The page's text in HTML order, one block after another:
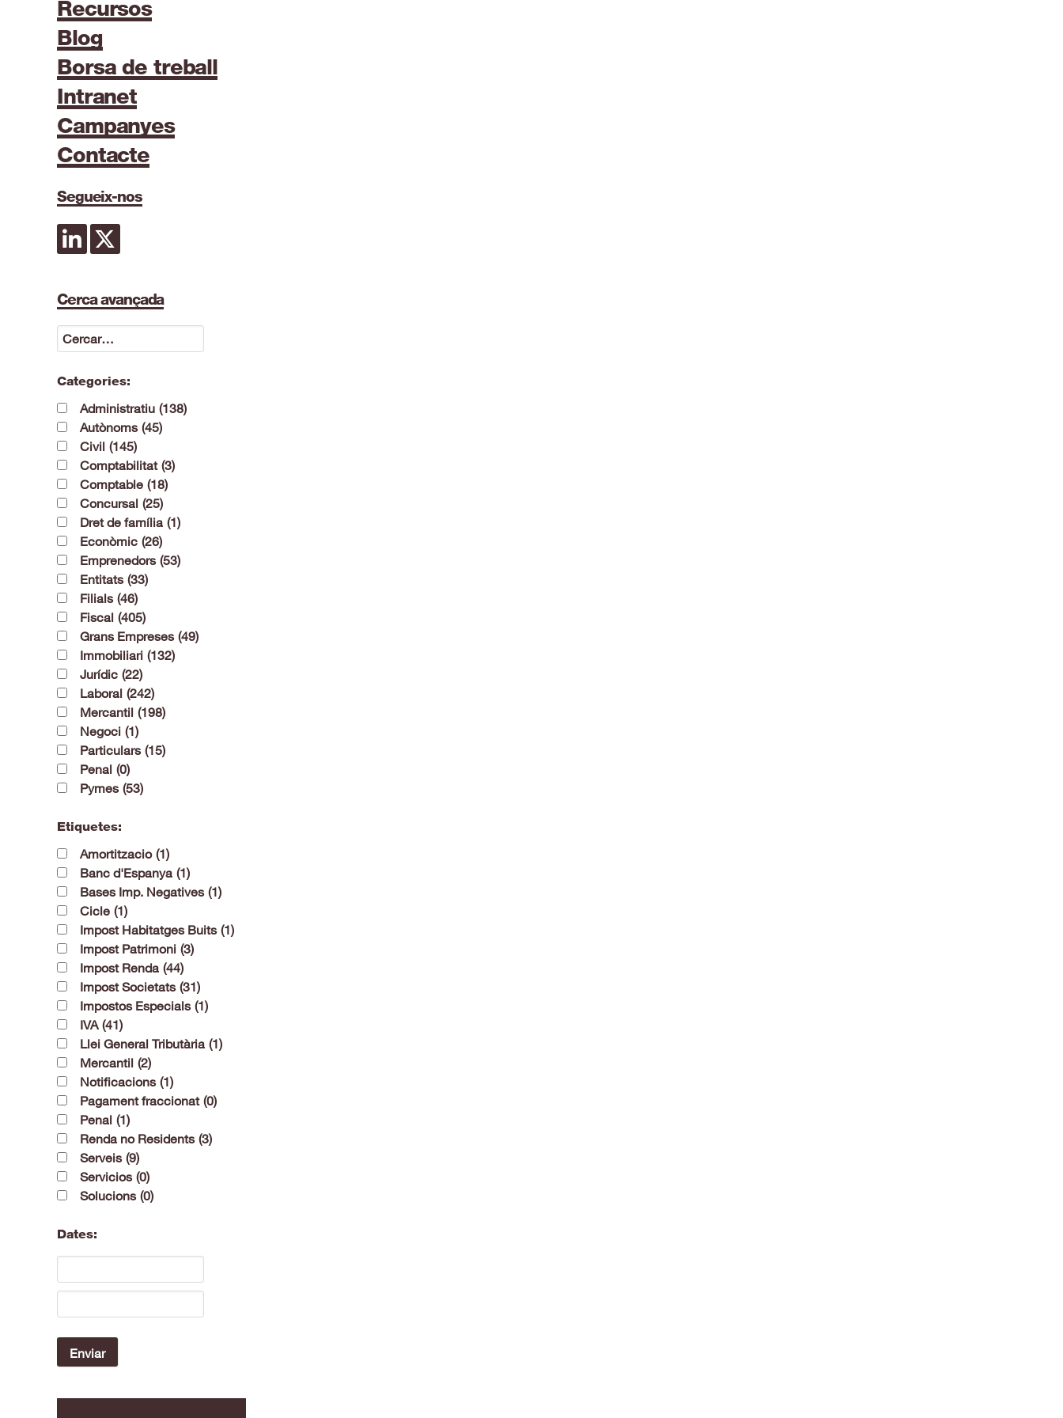
Recursos
Blog
Borsa de treball
Intranet
Campanyes
Contacte
Segueix-nos
Cerca avançada
Categories:
Administratiu (138)
Autònoms (45)
Civil (145)
Comptabilitat (3)
Comptable (18)
Concursal (25)
Dret de família (1)
Econòmic (26)
Emprenedors (53)
Entitats (33)
Filials (46)
Fiscal (405)
Grans Empreses (49)
Immobiliari (132)
Jurídic (22)
Laboral (242)
Mercantil (198)
Negoci (1)
Particulars (15)
Penal (0)
Pymes (53)
Etiquetes:
Amortitzacio (1)
Banc d'Espanya (1)
Bases Imp. Negatives (1)
Cicle (1)
Impost Habitatges Buits (1)
Impost Patrimoni (3)
Impost Renda (44)
Impost Societats (31)
Impostos Especials (1)
IVA (41)
Llei General Tributària (1)
Mercantil (2)
Notificacions (1)
Pagament fraccionat (0)
Penal (1)
Renda no Residents (3)
Serveis (9)
Servicios (0)
Solucions (0)
Dates: